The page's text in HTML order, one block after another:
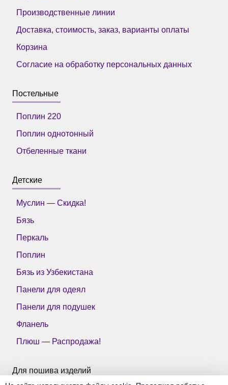
Производственные линии
Доставка, стоимость, заказ, варианты оплаты
Корзина
Согласие на обработку персональных данных
Постельные
Поплин 220
Поплин однотонный
Отбеленные ткани
Детские
Муслин — Скидка!
Бязь
Перкаль
Поплин
Бязь из Узбекистана
Панели для одеял
Панели для подушек
Фланель
Плюш — Распродажа!
Для пошива изделий